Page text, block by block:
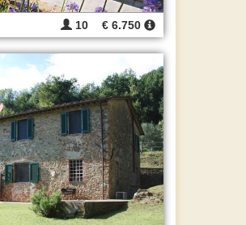
10 € 6.750